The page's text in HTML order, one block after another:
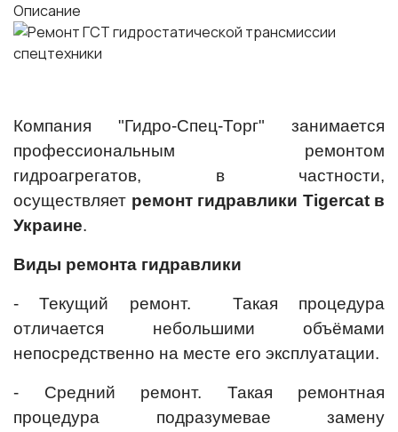
Описание
Компания "Гидро-Спец-Торг" занимается
профессиональным ремонтом
гидроагрегатов, в частности,
осуществляет ремонт гидравлики Tigercat в
Украине.
Виды ремонта гидравлики
- Текущий ремонт. Такая процедура
отличается небольшими объёмами
непосредственно на месте его эксплуатации.
- Средний ремонт. Такая ремонтная
процедура подразумевае замену